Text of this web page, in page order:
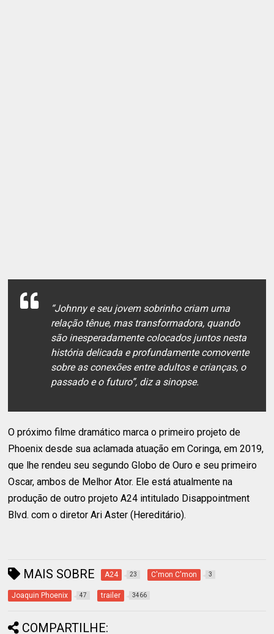
“Johnny e seu jovem sobrinho criam uma
relação tênue, mas transformadora, quando
são inesperadamente colocados juntos nesta
história delicada e profundamente comovente
sobre as conexões entre adultos e crianças, o
passado e o futuro”, diz a sinopse.
O próximo filme dramático marca o primeiro projeto de
Phoenix desde sua aclamada atuação em Coringa, em 2019,
que lhe rendeu seu segundo Globo de Ouro e seu primeiro
Oscar, ambos de Melhor Ator. Ele está atualmente na
produção de outro projeto A24 intitulado Disappointment
Blvd. com o diretor Ari Aster (Hereditário).
MAIS SOBRE A24 23 C'mon C'mon 3
Joaquin Phoenix 47 trailer 3466
COMPARTILHE: